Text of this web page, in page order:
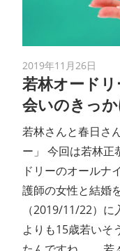
2019年11月26日
若林オード
会いのきっ
若林さんと春日さ
ー」 今回は若林正
ドリーのオールナ
護師の女性と結婚
（2019/11/22）
よりも15歳若いそ